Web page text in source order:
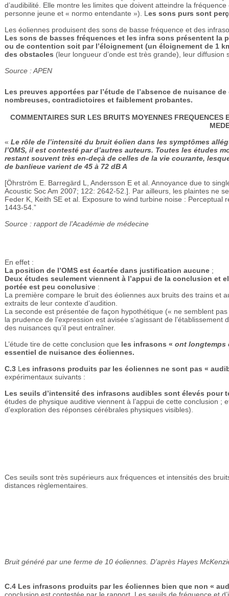
d’audibilité. Elle montre les limites que doivent atteindre la
personne jeune et « normo entendante »). L es sons purs sont
Les éoliennes produisent des sons de basse fréquence et des
Les sons de basses fréquences et les infra sons présentent la
ou de contention soit par l’éloignement (un éloignement de 1
des obstacles (leur longueur d’onde est très grande), leur
Source : APEN
Les preuves apportées par l’étude de l’absence de nuisance
nombreuses, contradictoires et faiblement probantes.
COMMENTAIRES SUR LES BRUITS MOYENNES
« Le rôle de l’intensité du bruit éolien dans les symptômes
l’OMS, il est contesté par d’autres auteurs. Toutes les études
restant souvent très en-deçà de celles de la vie courante,
de banlieue varient de 45 à 72 dB A
[Öhrström E. Barregärd L, Andersson E et al. Annoyance due to
Acoustic Soc Am 2007; 122: 2642-52.]. Par ailleurs, les plaintes ne
Feder K, Keith SE et al. Exposure to wind turbine noise :
1443-54.”
Source : rapport de l’Académie de médecine
En effet :
La position de l’OMS est écartée dans justification aucune ;
Deux études seulement viennent à l’appui de la conclusion et
portée est peu conclusive :
La première compare le bruit des éoliennes aux bruits des trains et
extraits de leur contexte d’audition.
La seconde est présentée de façon hypothétique (« ne semblent
la prudence de l’expression est avisée s’agissant de
des nuisances qu’il peut entraîner.
L’étude tire de cette conclusion que les infrasons « ont longtemps
essentiel de nuisance des éoliennes.
C.3 L es infrasons produits par les éoliennes ne sont pas «
expérimentaux suivants :
Les seuils d’intensité des infrasons audibles sont élevés
études de physique auditive viennent à l’appui de cette conclusion
d’exploration des réponses cérébrales physiques visibles).
Ces seuils sont très supérieurs aux fréquences et intensités des
distances règlementaires.
Bruit généré par une ferme de 10 éoliennes. D’après Hayes
C.4 Les infrasons produits par les éoliennes bien que non «